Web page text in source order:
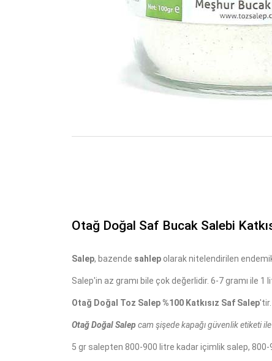
Otağ Doğal Saf Bucak Salebi
Salep, bazende sahlep olarak nitelendirilen
Salep'in az gramı bile çok değerlidir. 6-7 gramı ile 1
Otağ Doğal Toz Salep %100 Katkısız Saf Salep
Otağ Doğal Salep cam şişede kapağı güvenlik etiketi
5 gr salepten 800-900 litre kadar içimlik salep,